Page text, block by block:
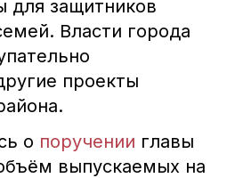
для защитников
Власти города
проекты
о поручении главы
выпускаемых на